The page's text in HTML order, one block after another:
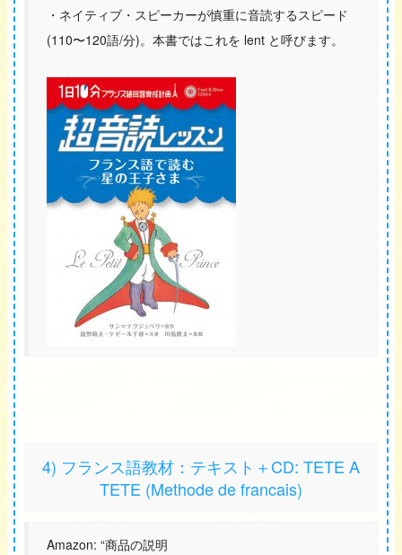
・ネイティブ・スピーカーが慎重に音読するスピード
(110〜120語/分)。本書ではこれを lent と呼びます。
4) フランス語教材：テキスト＋CD: TETE A
TETE (Methode de francais)
Amazon: “商品の説明